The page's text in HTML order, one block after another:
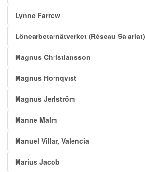
Lynne Farrow
Lönearbetarnätverket (Réseau Salariat)
Magnus Christiansson
Magnus Hörnqvist
Magnus Jerlström
Manne Malm
Manuel Villar, Valencia
Marius Jacob